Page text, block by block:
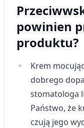
powinien
produktu?
Krem
dobrego
stomatologa
Państwo, że
czują jego
lub dostęp do nich
Wykorzystywanie
wyboru reklam
Wykorzystanie
Tworzenie profili